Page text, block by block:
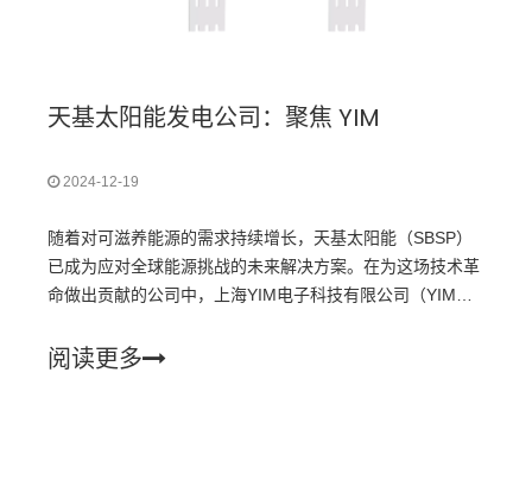
天基太阳能发电公司：聚焦 YIM
2024-12-19
随着对可滋养能源的需求持续增长，天基太阳能（SBSP）
已成为应对全球能源挑战的未来解决方案。在为这场技术革
命做出贡献的公司中，上海YIM电子科技有限公司（YIM）
阅读更多